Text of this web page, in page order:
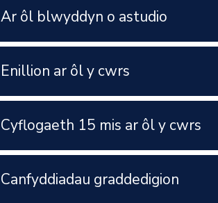
Ar ôl blwyddyn o astudio
Enillion ar ôl y cwrs
Cyflogaeth 15 mis ar ôl y cwrs
Canfyddiadau graddedigion